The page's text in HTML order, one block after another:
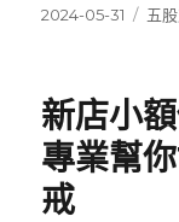
發
2024-05-31
分
五
新店小
專業幫
戒